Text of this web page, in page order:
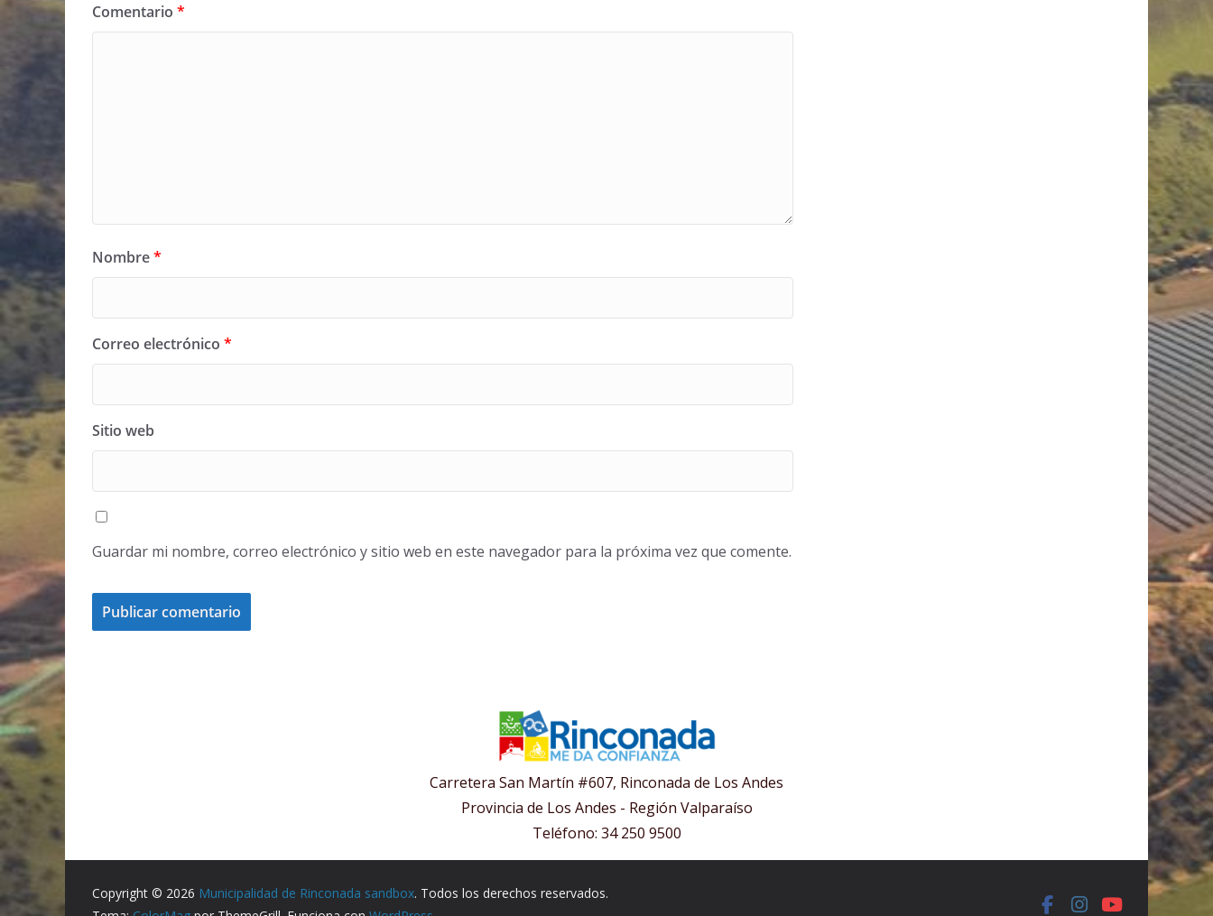
Comentario *
Nombre*
Correo electrónico *
Sitio web
Guardar mi nombre, correo electrónico y sitio web en este navegador para la próxima vez que comente.
Carretera San Martín #607, Rinconada de Los Andes
Provincia de Los Andes - Región Valparaíso
Teléfono: 34 250 9500
Copyright © 2026 Municipalidad de Rinconada sandbox. Todos los derechos reservados.